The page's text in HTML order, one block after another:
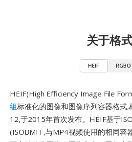
关于格
HEIF RGBO
HEIF(High Efficiency Image File
组标准化的图像和图像序列容器格式
12,于2015年首次发布。HEIF基于
(ISOBMFF,与MP4视频使用的相同容